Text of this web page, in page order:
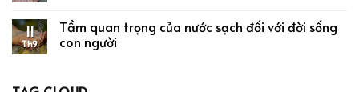
11
Th9
Tầm quan trọng của nước sạch đối với đời sống
con người